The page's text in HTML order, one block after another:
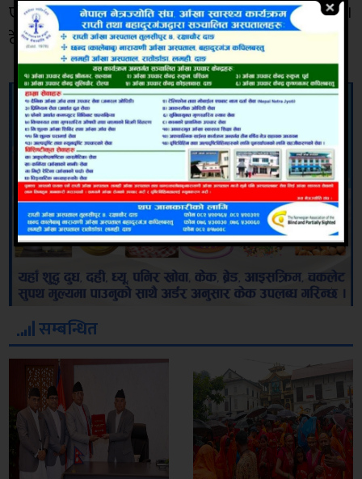
एकजना उच्च सैनिक अधिकारीको मृत्यु भएको थियो।
देशसन्चार
सम्बन्धित